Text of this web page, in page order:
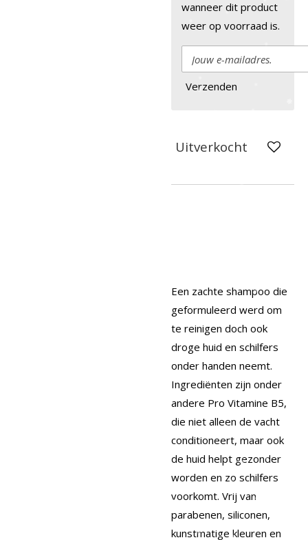
wanneer dit product
weer op voorraad is.
Verzenden
Uitverkocht
Een zachte shampoo die
geformuleerd werd om
te reinigen doch ook
droge huid en schilfers
onder handen neemt.
Ingrediënten zijn onder
andere Pro Vitamine B5,
die niet alleen de vacht
conditioneert, maar ook
de huid helpt gezonder
worden en zo schilfers
voorkomt. Vrij van
parabenen, siliconen,
kunstmatige kleuren en